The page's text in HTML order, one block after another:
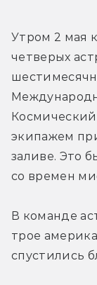
Утром 2 мая
четверых
Космический
экипажем
заливе. Это
со времен
В команде
трое
спустились